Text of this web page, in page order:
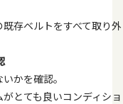
存ベルトをすべて取り
かを確認。
とても良いコンディシ